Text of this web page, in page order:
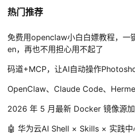
热门推荐
免费用openclaw小白白嫖教程，一
en，再也不用担心用不起了
码道+MCP，让AI自动操作
OpenClaw、Claude Code、
2026 年 5 月最新 Docker 镜像源
🤖 华为云AI Shell × Skills × 实践中